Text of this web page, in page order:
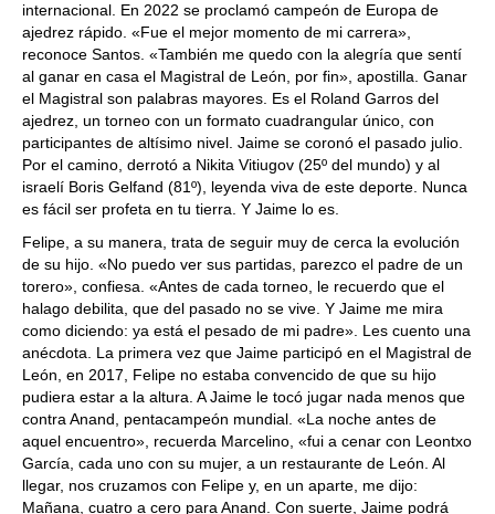
internacional. En 2022 se proclamó campeón de Europa de
ajedrez rápido. «Fue el mejor momento de mi carrera»,
reconoce Santos. «También me quedo con la alegría que sentí
al ganar en casa el Magistral de León, por fin», apostilla. Ganar
el Magistral son palabras mayores. Es el Roland Garros del
ajedrez, un torneo con un formato cuadrangular único, con
participantes de altísimo nivel. Jaime se coronó el pasado julio.
Por el camino, derrotó a Nikita Vitiugov (25º del mundo) y al
israelí Boris Gelfand (81º), leyenda viva de este deporte. Nunca
es fácil ser profeta en tu tierra. Y Jaime lo es.
Felipe, a su manera, trata de seguir muy de cerca la evolución
de su hijo. «No puedo ver sus partidas, parezco el padre de un
torero», confiesa. «Antes de cada torneo, le recuerdo que el
halago debilita, que del pasado no se vive. Y Jaime me mira
como diciendo: ya está el pesado de mi padre». Les cuento una
anécdota. La primera vez que Jaime participó en el Magistral de
León, en 2017, Felipe no estaba convencido de que su hijo
pudiera estar a la altura. A Jaime le tocó jugar nada menos que
contra Anand, pentacampeón mundial. «La noche antes de
aquel encuentro», recuerda Marcelino, «fui a cenar con Leontxo
García, cada uno con su mujer, a un restaurante de León. Al
llegar, nos cruzamos con Felipe y, en un aparte, me dijo:
Mañana, cuatro a cero para Anand. Con suerte, Jaime podrá